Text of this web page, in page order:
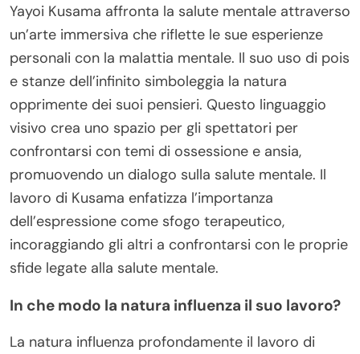
Yayoi Kusama affronta la salute mentale attraverso
un’arte immersiva che riflette le sue esperienze
personali con la malattia mentale. Il suo uso di pois
e stanze dell’infinito simboleggia la natura
opprimente dei suoi pensieri. Questo linguaggio
visivo crea uno spazio per gli spettatori per
confrontarsi con temi di ossessione e ansia,
promuovendo un dialogo sulla salute mentale. Il
lavoro di Kusama enfatizza l’importanza
dell’espressione come sfogo terapeutico,
incoraggiando gli altri a confrontarsi con le proprie
sfide legate alla salute mentale.
In che modo la natura influenza il suo lavoro?
La natura influenza profondamente il lavoro di